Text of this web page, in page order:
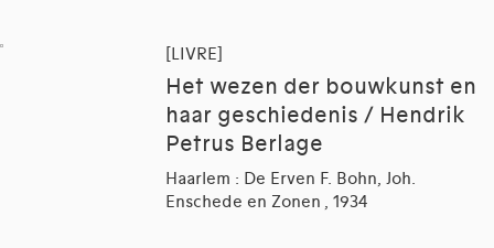
[LIVRE]
Het wezen der bouwkunst en
haar geschiedenis / Hendrik
Petrus Berlage
Haarlem : De Erven F. Bohn, Joh.
Enschede en Zonen , 1934